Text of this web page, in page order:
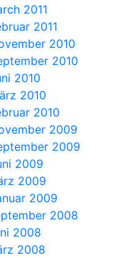
2011
2011
2010
2010
2010
2010
2010
2009
2009
2009
2009
2009
2008
2008
2008